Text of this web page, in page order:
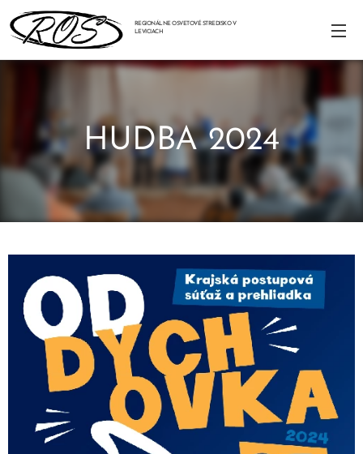
REGIONÁLNE OSVETOVÉ STREDISKO V
LEVICIACH
HUDBA 2024